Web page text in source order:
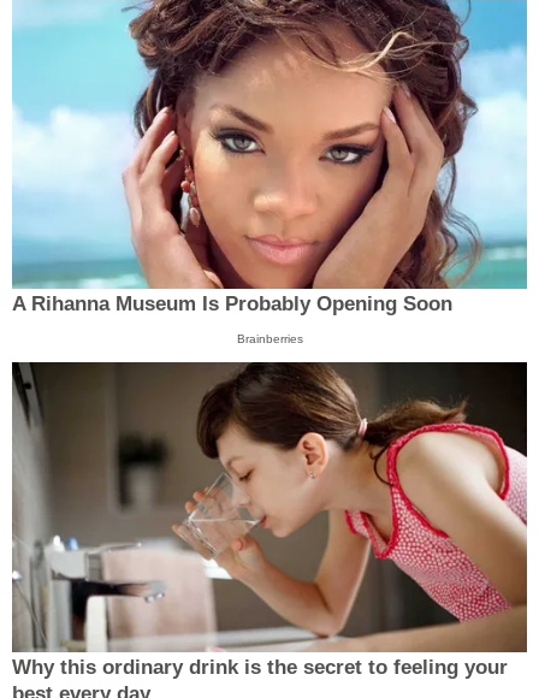
A Rihanna Museum Is Probably Opening Soon
Brainberries
Why this ordinary drink is the secret to feeling your